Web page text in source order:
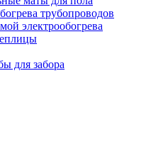
трубопроводов
электрообогрева
для забора